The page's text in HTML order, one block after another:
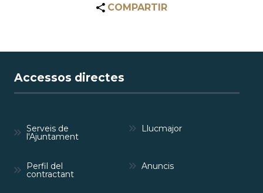
COMPARTIR
Accessos directes
Serveis de
l'Ajuntament
Llucmajor
Perfil del
contractant
Anuncis